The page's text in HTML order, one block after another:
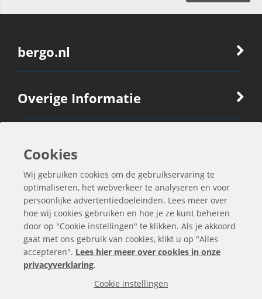
bergo.nl
Overige Informatie
Ook Interessant
Contactgegevens
Cookies
Wij gebruiken cookies om de gebruikservaring te
optimaliseren, het webverkeer te analyseren en voor
persoonlijke advertentiedoeleinden. Lees meer over
hoe wij cookies gebruiken en hoe je ze kunt beheren
door op "Cookie instellingen" te klikken. Als je akkoord
gaat met ons gebruik van cookies, klikt u op "Alles
accepteren". Lees hier meer over cookies in onze
privacyverklaring.
Cookie instellingen